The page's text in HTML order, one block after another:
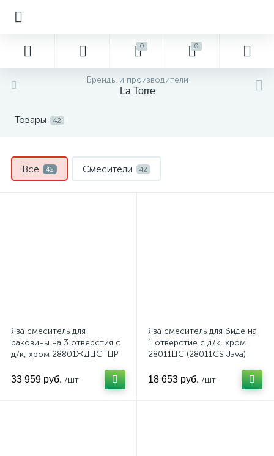
0 0
Бренды и производители
La Torre
Товары 42
Все 42 Смесители 42
Ява смеситель для
раковины на 3 отверстия с
д/к, хром 28801ЖДЦСТЦР
33 959 руб. /шт
Ява смеситель для биде на
1 отверстие с д/к, хром
28011ЦС (28011CS Java)
18 653 руб. /шт